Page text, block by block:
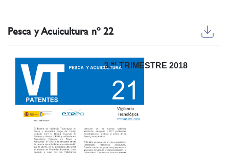
Pesca y Acuicultura nº 22
3.erTRIMESTRE 2018